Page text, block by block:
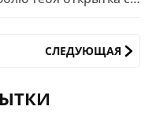
СЛЕДУЮЩАЯ